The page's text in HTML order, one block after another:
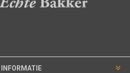
INFORMATIE